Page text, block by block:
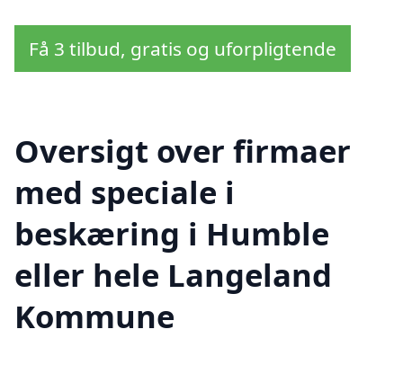
Få 3 tilbud, gratis og uforpligtende
Oversigt over firmaer
med speciale i
beskæring i Humble
eller hele Langeland
Kommune